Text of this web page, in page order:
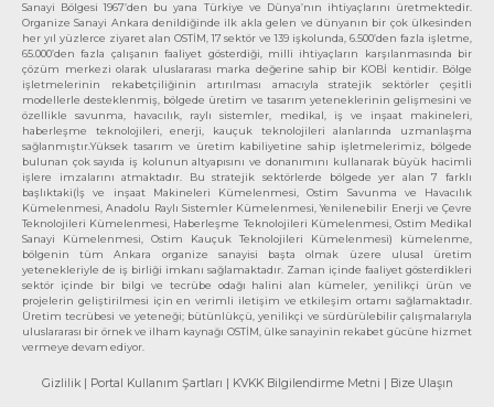
Sanayi Bölgesi 1967’den bu yana Türkiye ve Dünya’nın ihtiyaçlarını üretmektedir.
Organize Sanayi Ankara denildiğinde ilk akla gelen ve dünyanın bir çok ülkesinden
her yıl yüzlerce ziyaret alan OSTİM, 17 sektör ve 139 işkolunda, 6.500’den fazla işletme,
65.000’den fazla çalışanın faaliyet gösterdiği, milli ihtiyaçların karşılanmasında bir
çözüm merkezi olarak uluslararası marka değerine sahip bir KOBİ kentidir. Bölge
işletmelerinin rekabetçiliğinin artırılması amacıyla stratejik sektörler çeşitli
modellerle desteklenmiş, bölgede üretim ve tasarım yeteneklerinin gelişmesini ve
özellikle savunma, havacılık, raylı sistemler, medikal, iş ve inşaat makineleri,
haberleşme teknolojileri, enerji, kauçuk teknolojileri alanlarında uzmanlaşma
sağlanmıştır.Yüksek tasarım ve üretim kabiliyetine sahip işletmelerimiz, bölgede
bulunan çok sayıda iş kolunun altyapısını ve donanımını kullanarak büyük hacimli
işlere imzalarını atmaktadır. Bu stratejik sektörlerde bölgede yer alan 7 farklı
başlıktaki(İş ve inşaat Makineleri Kümelenmesi, Ostim Savunma ve Havacılık
Kümelenmesi, Anadolu Raylı Sistemler Kümelenmesi, Yenilenebilir Enerji ve Çevre
Teknolojileri Kümelenmesi, Haberleşme Teknolojileri Kümelenmesi, Ostim Medikal
Sanayi Kümelenmesi, Ostim Kauçuk Teknolojileri Kümelenmesi) kümelenme,
bölgenin tüm Ankara organize sanayisi başta olmak üzere ulusal üretim
yetenekleriyle de iş birliği imkanı sağlamaktadır. Zaman içinde faaliyet gösterdikleri
sektör içinde bir bilgi ve tecrübe odağı halini alan kümeler, yenilikçi ürün ve
projelerin geliştirilmesi için en verimli iletişim ve etkileşim ortamı sağlamaktadır.
Üretim tecrübesi ve yeteneği; bütünlükçü, yenilikçi ve sürdürülebilir çalışmalarıyla
uluslararası bir örnek ve ilham kaynağı OSTİM, ülke sanayinin rekabet gücüne hizmet
vermeye devam ediyor.
Gizlilik | Portal Kullanım Şartları | KVKK Bilgilendirme Metni | Bize Ulaşın